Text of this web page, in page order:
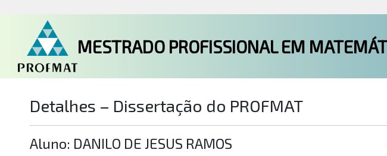
MESTRADO PROFISSIONAL EM
Detalhes – Dissertação do PROFMAT
Aluno: DANILO DE JESUS RAMOS